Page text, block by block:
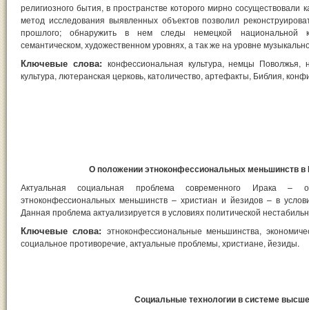
религиозного бытия, в пространстве которого мирно сосуществовали
метод исследования выявленных объектов позволил
прошлого; обнаружить в нем следы немецкой национальной
семантическом, художественном уровнях, а так же на уровне
Ключевые слова: конфессиональная культура, немцы Поволжья,
культура, лютеранская церковь, католичество, артефакты, Библия,
О положении этноконфессиональных меньшинств в
Актуальная социальная проблема современного Ирака –
этноконфессиональных меньшинств – христиан и йезидов – в
Данная проблема актуализируется в условиях политической
Ключевые слова: этноконфессиональные меньшинства,
социальное противоречие, актуальные проблемы, христиане, йезиды.
Социальные технологии в системе